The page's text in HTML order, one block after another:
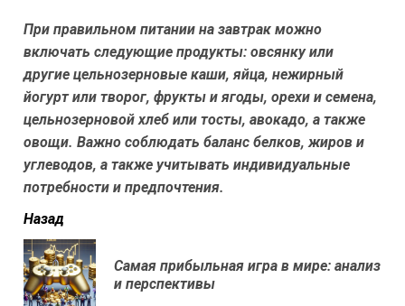
При правильном питании на завтрак можно
включать следующие продукты: овсянку или
другие цельнозерновые каши, яйца, нежирный
йогурт или творог, фрукты и ягоды, орехи и семена,
цельнозерновой хлеб или тосты, авокадо, а также
овощи. Важно соблюдать баланс белков, жиров и
углеводов, а также учитывать индивидуальные
потребности и предпочтения.
читать
еще
Назад
Самая прибыльная игра в мире: анализ
и перспективы